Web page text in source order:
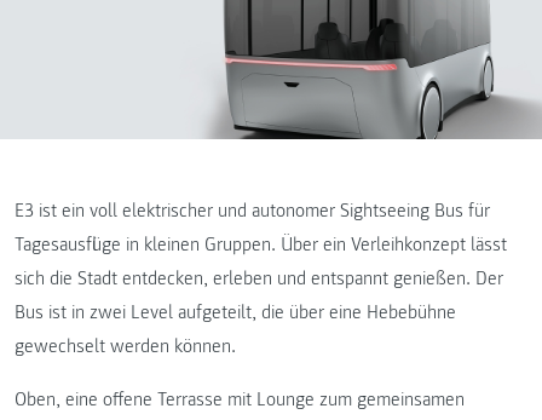
E3 ist ein voll elektrischer und autonomer Sightseeing Bus für
Tagesausflüge in kleinen Gruppen. Über ein Verleihkonzept lässt
sich die Stadt entdecken, erleben und entspannt genießen. Der
Bus ist in zwei Level aufgeteilt, die über eine Hebebühne
gewechselt werden können.
Oben, eine offene Terrasse mit Lounge zum gemeinsamen